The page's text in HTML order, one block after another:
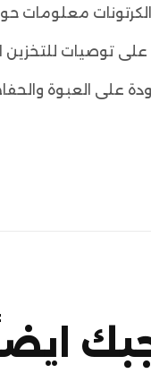
معلومات حول
على توصيات
على العبوة